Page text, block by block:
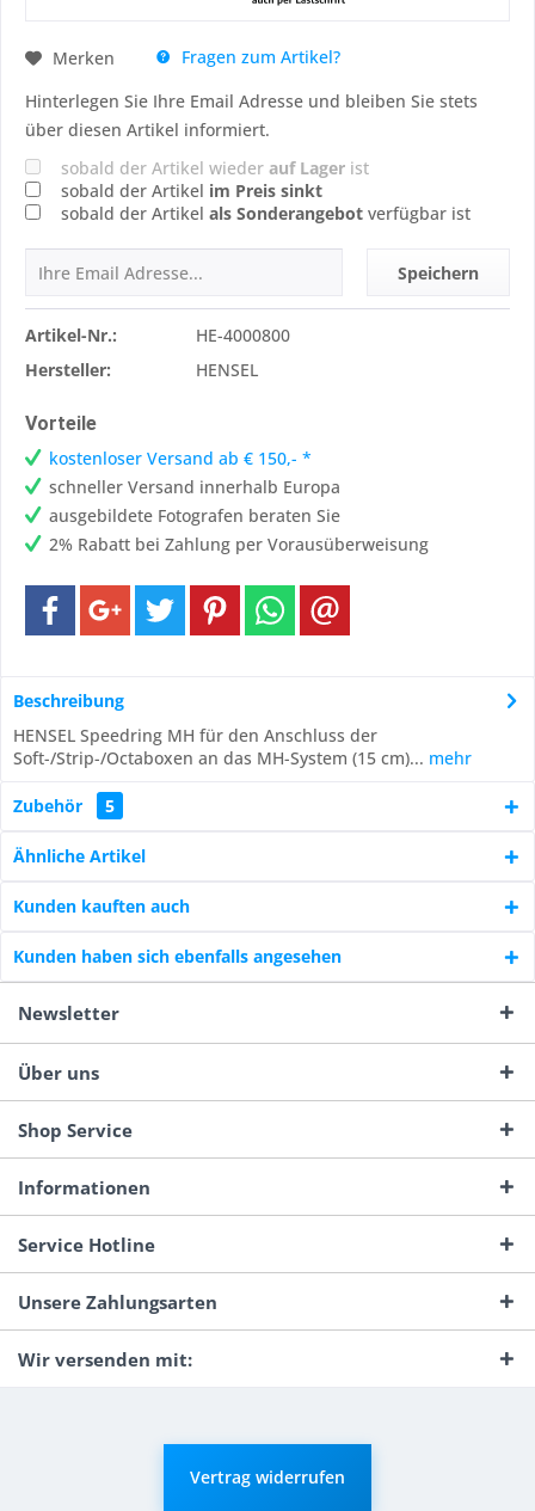
Merken
Fragen zum Artikel?
Hinterlegen Sie Ihre Email Adresse und bleiben Sie stets
über diesen Artikel informiert.
sobald der Artikel wieder auf Lager ist
sobald der Artikel im Preis sinkt
sobald der Artikel als Sonderangebot verfügbar ist
Speichern
Artikel-Nr.:
HE-4000800
Hersteller:
HENSEL
Vorteile
kostenloser Versand ab € 150,- *
schneller Versand innerhalb Europa
ausgebildete Fotografen beraten Sie
2% Rabatt bei Zahlung per Vorausüberweisung
Beschreibung
HENSEL Speedring MH für den Anschluss der
Soft-/Strip-/Octaboxen an das MH-System (15 cm)... mehr
Zubehör 5
Ähnliche Artikel
Kunden kauften auch
Kunden haben sich ebenfalls angesehen
Newsletter
Über uns
Shop Service
Informationen
Service Hotline
Unsere Zahlungsarten
Wir versenden mit:
Vertrag widerrufen